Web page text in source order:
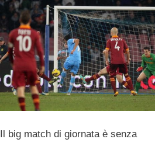
Il big match di giornata è senza